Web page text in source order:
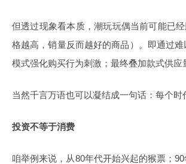
但透过现象看本质，潮玩玩偶当前可能已
格越高，销量反而越好的商品）。即通过
模式强化购买行为刺激；最终叠加款式供
当然千言万语也可以凝结成一句话：每个时
投资不等于消费
咱举例来说，从80年代开始兴起的猴票；